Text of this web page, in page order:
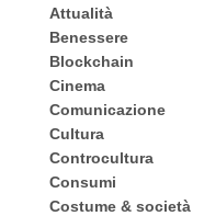
Attualità
Benessere
Blockchain
Cinema
Comunicazione
Cultura
Controcultura
Consumi
Costume & società